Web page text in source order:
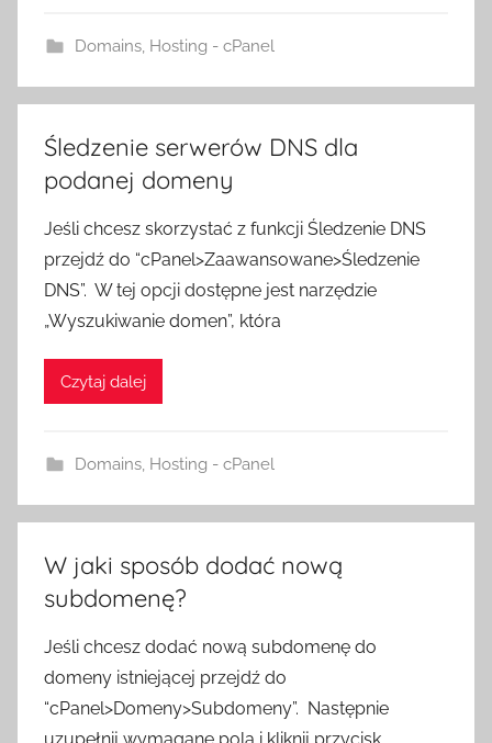
Domains, Hosting - cPanel
Śledzenie serwerów DNS dla
podanej domeny
Jeśli chcesz skorzystać z funkcji Śledzenie DNS
przejdź do “cPanel>Zaawansowane>Śledzenie
DNS”. W tej opcji dostępne jest narzędzie
„Wyszukiwanie domen”, która
Czytaj dalej
Domains, Hosting - cPanel
W jaki sposób dodać nową
subdomenę?
Jeśli chcesz dodać nową subdomenę do
domeny istniejącej przejdź do
“cPanel>Domeny>Subdomeny”. Następnie